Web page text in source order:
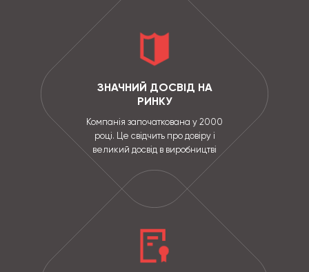
ЗНАЧНИЙ ДОСВІД НА
РИНКУ
Компанія започаткована у 2000
році. Це свідчить про довіру і
великий досвід в виробництві